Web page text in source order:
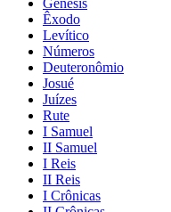
Gênesis
Êxodo
Levítico
Números
Deuteronômio
Josué
Juízes
Rute
I Samuel
II Samuel
I Reis
II Reis
I Crônicas